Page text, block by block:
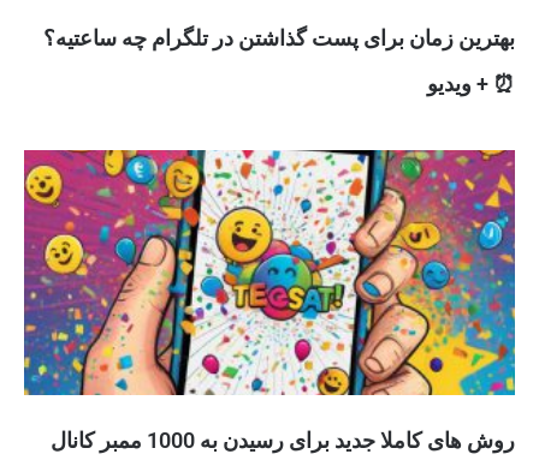
بهترین زمان برای پست گذاشتن در تلگرام چه ساعتیه؟
⏰ + ویدیو
روش های کاملا جدید برای رسیدن به 1000 ممبر کانال